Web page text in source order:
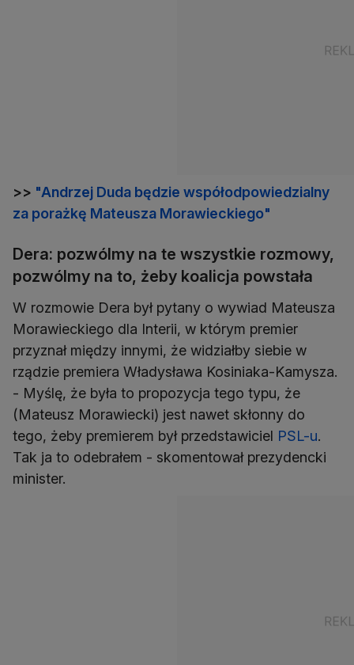
>> "Andrzej Duda będzie współodpowiedzialny
za porażkę Mateusza Morawieckiego"
Dera: pozwólmy na te wszystkie rozmowy,
pozwólmy na to, żeby koalicja powstała
W rozmowie Dera był pytany o wywiad Mateusza
Morawieckiego dla Interii, w którym premier
przyznał między innymi, że widziałby siebie w
rządzie premiera Władysława Kosiniaka-Kamysza.
- Myślę, że była to propozycja tego typu, że
(Mateusz Morawiecki) jest nawet skłonny do
tego, żeby premierem był przedstawiciel PSL-u.
Tak ja to odebrałem - skomentował prezydencki
minister.